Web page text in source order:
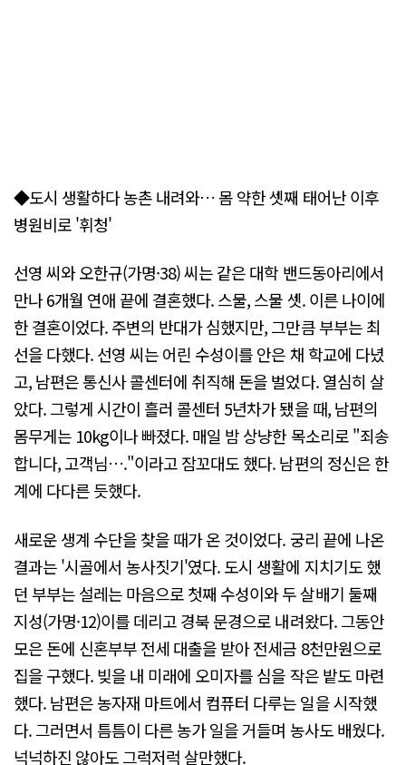
◆도시 생활하다 농촌 내려와… 몸 약한 셋째 태어난 이후
병원비로 '휘청'
선영 씨와 오한규(가명·38) 씨는 같은 대학 밴드동아리에서
만나 6개월 연애 끝에 결혼했다. 스물, 스물 셋. 이른 나이에
한 결혼이었다. 주변의 반대가 심했지만, 그만큼 부부는 최
선을 다했다. 선영 씨는 어린 수성이를 안은 채 학교에 다녔
고, 남편은 통신사 콜센터에 취직해 돈을 벌었다. 열심히 살
았다. 그렇게 시간이 흘러 콜센터 5년차가 됐을 때, 남편의
몸무게는 10kg이나 빠졌다. 매일 밤 상냥한 목소리로 "죄송
합니다, 고객님…."이라고 잠꼬대도 했다. 남편의 정신은 한
계에 다다른 듯했다.
새로운 생계 수단을 찾을 때가 온 것이었다. 궁리 끝에 나온
결과는 '시골에서 농사짓기'였다. 도시 생활에 지치기도 했
던 부부는 설레는 마음으로 첫째 수성이와 두 살배기 둘째
지성(가명·12)이를 데리고 경북 문경으로 내려왔다. 그동안
모은 돈에 신혼부부 전세 대출을 받아 전세금 8천만원으로
집을 구했다. 빚을 내 미래에 오미자를 심을 작은 밭도 마련
했다. 남편은 농자재 마트에서 컴퓨터 다루는 일을 시작했
다. 그러면서 틈틈이 다른 농가 일을 거들며 농사도 배웠다.
넉넉하진 않아도 그럭저럭 살만했다.